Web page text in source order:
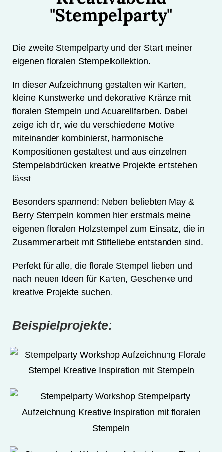
"Stempelparty"
Die zweite Stempelparty und der Start meiner
eigenen floralen Stempelkollektion.
In dieser Aufzeichnung gestalten wir Karten,
kleine Kunstwerke und dekorative Kränze mit
floralen Stempeln und Aquarellfarben. Dabei
zeige ich dir, wie du verschiedene Motive
miteinander kombinierst, harmonische
Kompositionen gestaltest und aus einzelnen
Stempelabdrücken kreative Projekte entstehen
lässt.
Besonders spannend: Neben beliebten May &
Berry Stempeln kommen hier erstmals meine
eigenen floralen Holzstempel zum Einsatz, die in
Zusammenarbeit mit Stifteliebe entstanden sind.
Perfekt für alle, die florale Stempel lieben und
nach neuen Ideen für Karten, Geschenke und
kreative Projekte suchen.
Beispielprojekte: